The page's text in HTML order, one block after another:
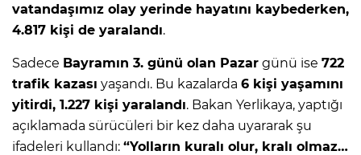
vatandaşımız olay yerinde hayatını kaybederken,
4.817 kişi de yaralandı.
Sadece Bayramın 3. günü olan Pazar günü ise 722
trafik kazası yaşandı. Bu kazalarda 6 kişi yaşamını
yitirdi, 1.227 kişi yaralandı. Bakan Yerlikaya, yaptığı
açıklamada sürücüleri bir kez daha uyararak şu
ifadeleri kullandı: “Yolların kuralı olur, kralı olmaz…